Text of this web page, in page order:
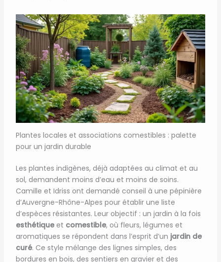
Plantes locales et associations comestibles : palette
pour un jardin durable
Les plantes indigènes, déjà adaptées au climat et au
sol, demandent moins d’eau et moins de soins.
Camille et Idriss ont demandé conseil à une pépinière
d’Auvergne-Rhône-Alpes pour établir une liste
d’espèces résistantes. Leur objectif : un jardin à la fois
esthétiqueet comestible, où fleurs, légumes et
aromatiques se répondent dans l’esprit d’un jardin de
curé. Ce style mélange des lignes simples, des
bordures en bois, des sentiers en gravier et des